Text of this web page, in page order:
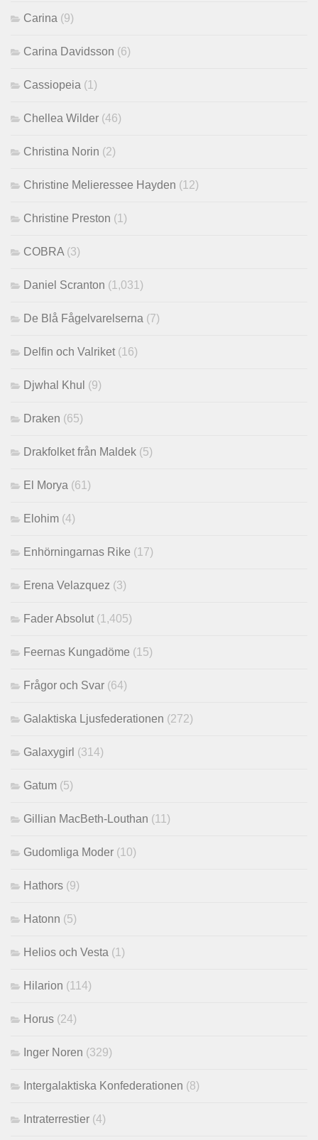
Carina (9)
Carina Davidsson (6)
Cassiopeia (1)
Chellea Wilder (46)
Christina Norin (2)
Christine Melieressee Hayden (12)
Christine Preston (1)
COBRA (3)
Daniel Scranton (1,031)
De Blå Fågelvarelserna (7)
Delfin och Valriket (16)
Djwhal Khul (9)
Draken (65)
Drakfolket från Maldek (5)
El Morya (61)
Elohim (4)
Enhörningarnas Rike (17)
Erena Velazquez (3)
Fader Absolut (1,405)
Feernas Kungadöme (15)
Frågor och Svar (64)
Galaktiska Ljusfederationen (272)
Galaxygirl (314)
Gatum (5)
Gillian MacBeth-Louthan (11)
Gudomliga Moder (10)
Hathors (9)
Hatonn (5)
Helios och Vesta (1)
Hilarion (114)
Horus (24)
Inger Noren (329)
Intergalaktiska Konfederationen (8)
Intraterrestier (4)